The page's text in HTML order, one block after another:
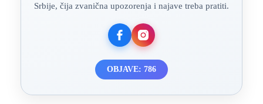
Srbije, čija zvanična upozorenja i najave treba pratiti.
OBJAVE: 786